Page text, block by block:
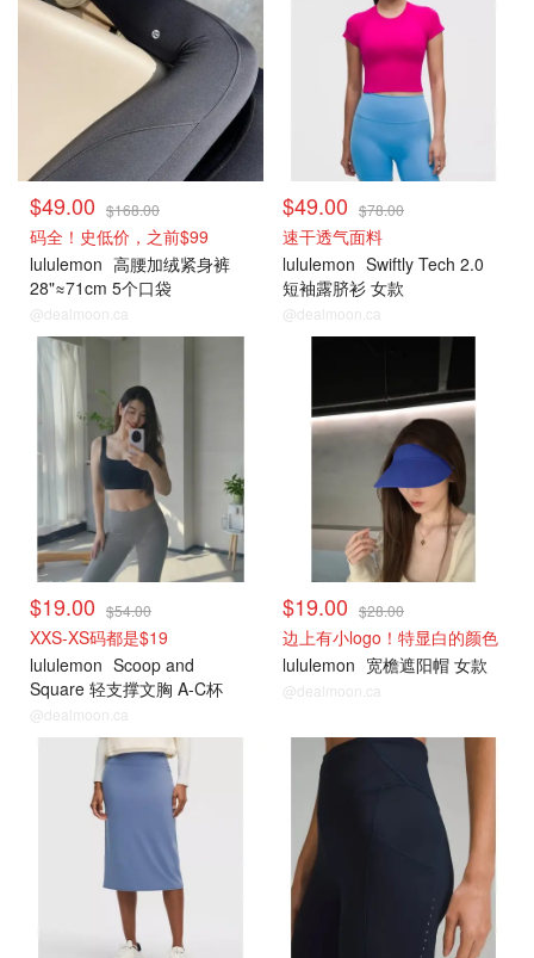
$49.00 $168.00
码全！史低价，之前$99
lululemon 高腰加绒紧身裤
28"≈71cm 5个口袋
@dealmoon.ca
$49.00 $78.00
速干透气面料
lululemon Swiftly Tech 2.0
短袖露脐衫 女款
@dealmoon.ca
打折上新
$19.00 $54.00
XXS-XS码都是$19
lululemon Scoop and
Square 轻支撑文胸 A-C杯
@dealmoon.ca
$19.00 $28.00
边上有小logo！特显白的颜色
lululemon 宽檐遮阳帽 女款
@dealmoon.ca
打折上新